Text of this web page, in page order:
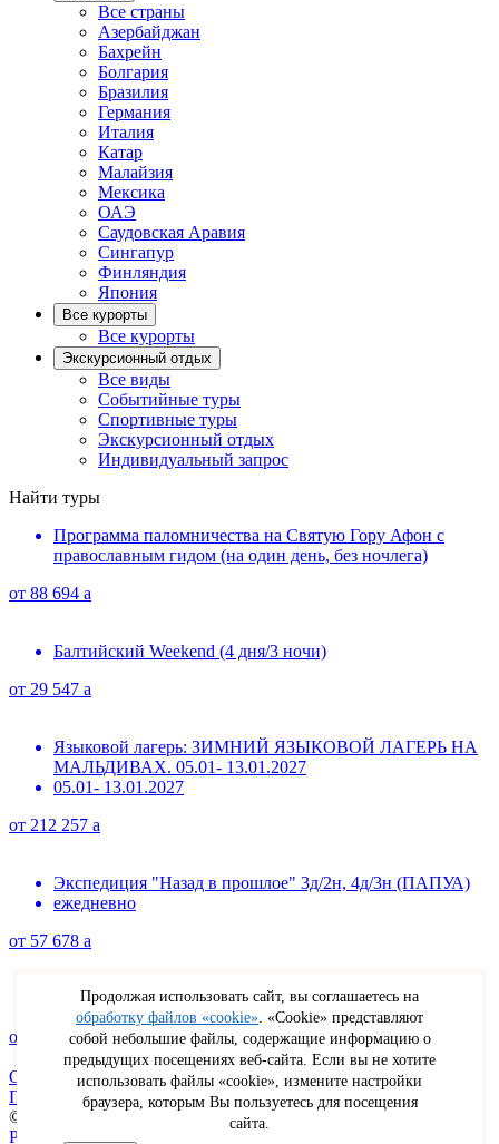
Все страны
Азербайджан
Бахрейн
Болгария
Бразилия
Германия
Италия
Катар
Малайзия
Мексика
ОАЭ
Саудовская Аравия
Сингапур
Финляндия
Япония
Все курорты
Все курорты
Экскурсионный отдых
Все виды
Событийные туры
Спортивные туры
Экскурсионный отдых
Индивидуальный запрос
Найти туры
Программа паломничества на Святую Гору Афон с
православным гидом (на один день, без ночлега)
от 88 694 a
Балтийский Weekend (4 дня/3 ночи)
от 29 547 a
Языковой лагерь: ЗИМНИЙ ЯЗЫКОВОЙ ЛАГЕРЬ НА
МАЛЬДИВАХ. 05.01- 13.01.2027
05.01- 13.01.2027
от 212 257 a
Экспедиция "Назад в прошлое" 3д/2н, 4д/3н (ПАПУА)
ежедневно
от 57 678 a
о. Пхукет - Бангкок
от
99 450 a
О проекте Контакты
Политика конфиденциальности
© 2014—2026 ПАКС. FIT Индивидуальные туры
Разработка сайта
Продолжая использовать сайт, вы соглашаетесь на
обработку файлов «cookie» . «Cookie» представляют
собой небольшие файлы, содержащие информацию о
предыдущих посещениях веб-сайта. Если вы не хотите
использовать файлы «cookie», измените настройки
браузера, которым Вы пользуетесь для посещения
сайта.